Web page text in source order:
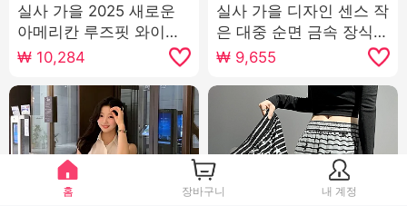
실사 가을 2025 새로운
아메리칸 루즈핏 와이드
레깅스 바지 로우 웨이스
트 펌프 로프 캐주얼 바지
느긋한 도루 센스 운동 바
지
₩ 10,284
실사 가을 디자인 센스 작
은 대중 순면 금속 장식
허리 수축 슬림해 보이는
루즈핏 긴팔 셔츠 여성 셔
₩ 9,655
홈 장바구니 내 계정